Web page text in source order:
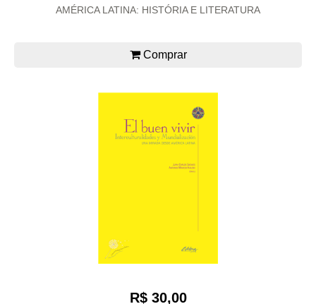
AMÉRICA LATINA: HISTÓRIA E LITERATURA
Comprar
R$ 30,00